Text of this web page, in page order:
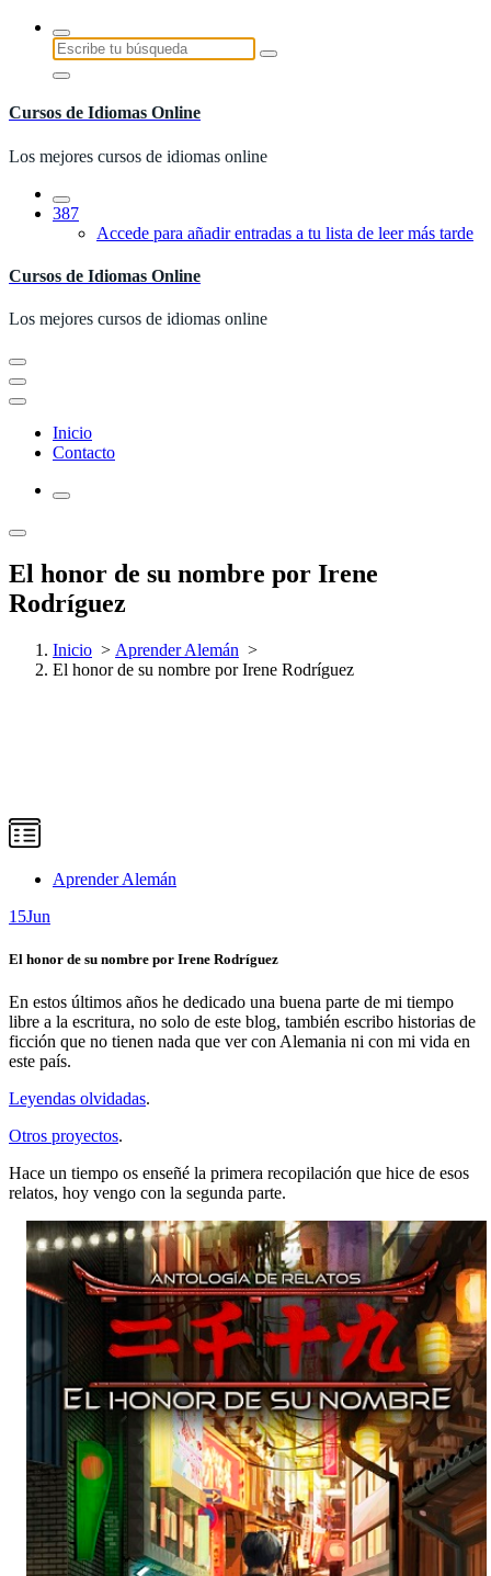
Saltar
contenido
Buscar:
Cursos de Idiomas Online
Los mejores cursos de idiomas online
387
Accede para añadir entradas a tu lista de leer más tarde
Cursos de Idiomas Online
Los mejores cursos de idiomas online
Inicio
Contacto
El honor de su nombre por Irene
Rodríguez
Inicio > Aprender Alemán >
El honor de su nombre por Irene Rodríguez
Aprender Alemán
15Jun
El honor de su nombre por Irene Rodríguez
En estos últimos años he dedicado una buena parte de mi tiempo
libre a la escritura, no solo de este blog, también escribo historias de
ficción que no tienen nada que ver con Alemania ni con mi vida en
este país.
Leyendas olvidadas.
Otros proyectos.
Hace un tiempo os enseñé la primera recopilación que hice de esos
relatos, hoy vengo con la segunda parte.